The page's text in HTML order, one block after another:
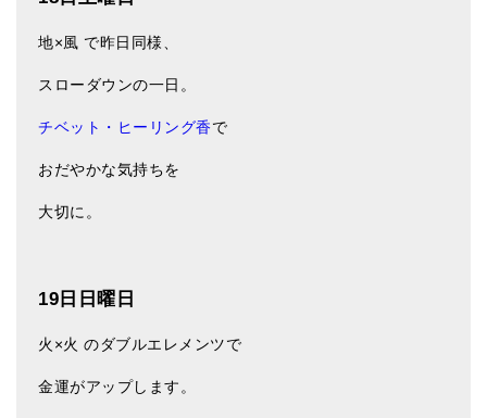
地×風 で昨日同様、
スローダウンの一日。
チベット・ヒーリング香で
おだやかな気持ちを
大切に。
19日日曜日
火×火 のダブルエレメンツで
金運がアップします。